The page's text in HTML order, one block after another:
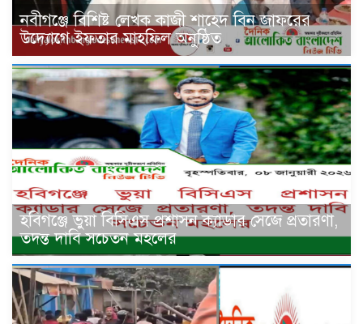
নবীগঞ্জে বিশিষ্ট লেখক কাজী শাহেদ বিন জাফরের
উদ্যোগে ইফতার মাহফিল অনুষ্ঠিত
হবিগঞ্জে ভুয়া বিসিএস প্রশাসন ক্যাডার সেজে প্রতারণা,
তদন্ত দাবি সচেতন মহলের